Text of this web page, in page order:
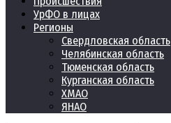
УрФО в лицах
Регионы
Свердловская область
Челябинская область
Тюменская область
Курганская область
ХМАО
ЯНАО